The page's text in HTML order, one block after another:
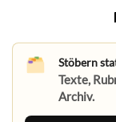
Stöbern
Texte,
Archiv.